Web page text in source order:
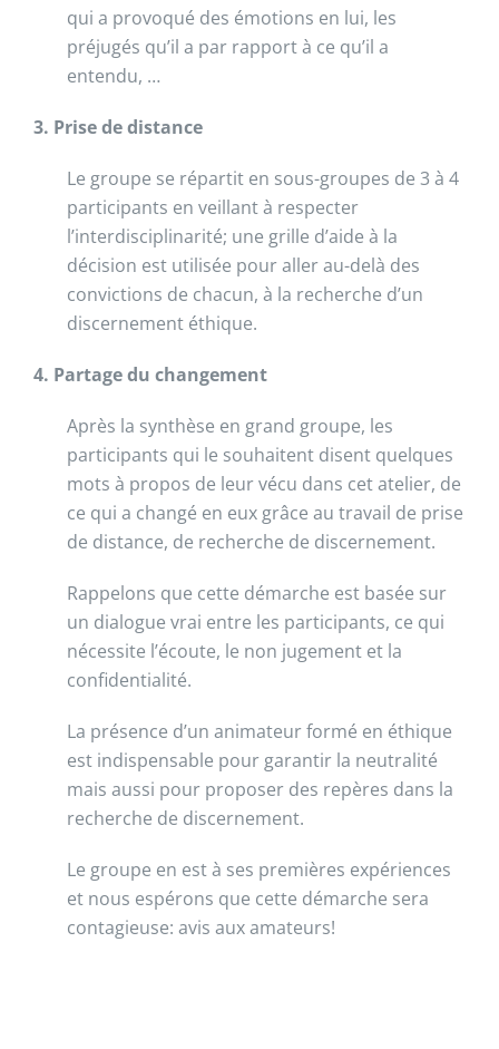
qui a provoqué des émotions en lui, les
préjugés qu’il a par rapport à ce qu’il a
entendu, …
3. Prise de distance
Le groupe se répartit en sous-groupes de 3 à 4
participants en veillant à respecter
l’interdisciplinarité; une grille d’aide à la
décision est utilisée pour aller au-delà des
convictions de chacun, à la recherche d’un
discernement éthique.
4. Partage du changement
Après la synthèse en grand groupe, les
participants qui le souhaitent disent quelques
mots à propos de leur vécu dans cet atelier, de
ce qui a changé en eux grâce au travail de prise
de distance, de recherche de discernement.
Rappelons que cette démarche est basée sur
un dialogue vrai entre les participants, ce qui
nécessite l’écoute, le non jugement et la
confidentialité.
La présence d’un animateur formé en éthique
est indispensable pour garantir la neutralité
mais aussi pour proposer des repères dans la
recherche de discernement.
Le groupe en est à ses premières expériences
et nous espérons que cette démarche sera
contagieuse: avis aux amateurs!